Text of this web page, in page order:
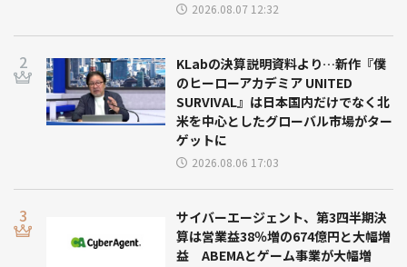
2026.08.07 12:32
KLabの決算説明資料より…新作『僕
のヒーローアカデミア UNITED
SURVIVAL』は日本国内だけでなく北
米を中心としたグローバル市場がター
ゲットに
2026.08.06 17:03
サイバーエージェント、第3四半期決
算は営業益38％増の674億円と大幅増
益 ABEMAとゲーム事業が大幅増